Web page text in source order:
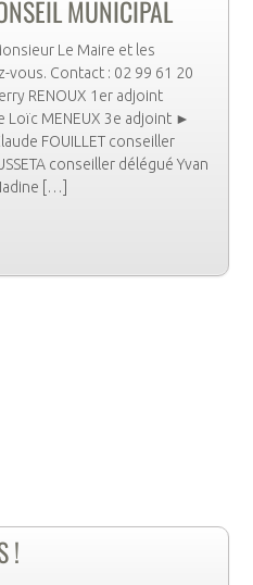
MUNICIPAL
Le Maire et les
vous. Contact : 02 99 61 20
RENOUX 1er adjoint
Loïc MENEUX 3e adjoint ►
FOUILLET conseiller
conseiller délégué Yvan
[…]
!